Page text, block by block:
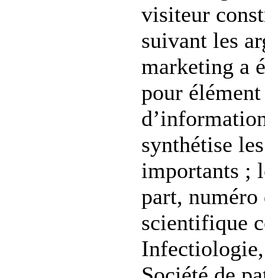
visiteur
suivant les
marketing a
pour
synthétise
importants ;
part, numéro
scientifique